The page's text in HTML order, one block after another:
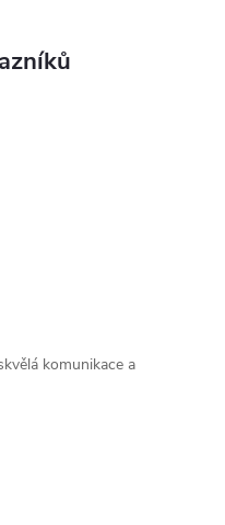
komunikace a